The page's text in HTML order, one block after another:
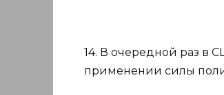
14. В очередной раз в
применении силы